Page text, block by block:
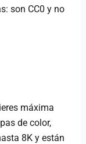
son CC0 y no
máxima
de color,
8K y están